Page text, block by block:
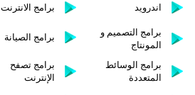
اندرويد
برامج الانترنت
برامج التصميم و
المونتاج
برامج الصيانة
برامج الوسائط
المتعددة
برامج تصفح
الإنترنت